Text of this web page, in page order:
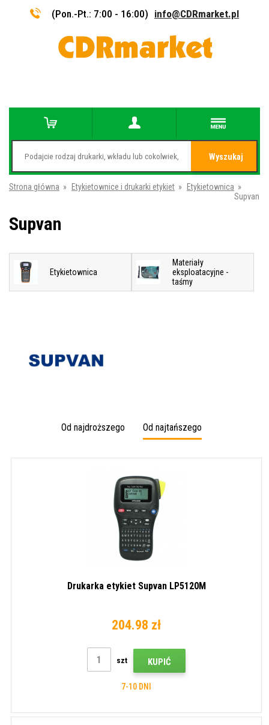
(Pon.-Pt.: 7:00 - 16:00) info@CDRmarket.pl
Wyszukaj
Strona główna » Etykietownice i drukarki etykiet » Etykietownica »
Supvan
Supvan
Etykietownica
Materiały
eksploatacyjne -
taśmy
Od najdroższego Od najtańszego
Drukarka etykiet Supvan LP5120M
204.98 zł
szt KUPIĆ
7-10 DNI